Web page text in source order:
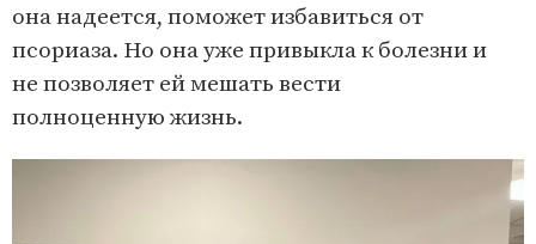
она надеется, поможет избавиться от
псориаза. Но она уже привыкла к болезни и
не позволяет ей мешать вести
полноценную жизнь.